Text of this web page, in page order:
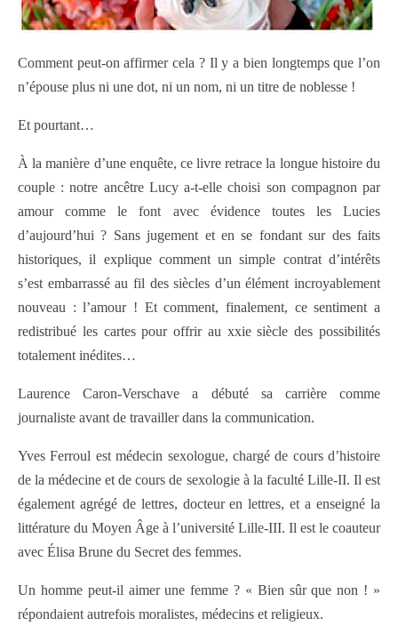
Comment peut-on affirmer cela ? Il y a bien longtemps que l’on
n’épouse plus ni une dot, ni un nom, ni un titre de noblesse !
Et pourtant…
À la manière d’une enquête, ce livre retrace la longue histoire du
couple : notre ancêtre Lucy a-t-elle choisi son compagnon par
amour comme le font avec évidence toutes les Lucies
d’aujourd’hui ? Sans jugement et en se fondant sur des faits
historiques, il explique comment un simple contrat d’intérêts
s’est embarrassé au fil des siècles d’un élément incroyablement
nouveau : l’amour ! Et comment, finalement, ce sentiment a
redistribué les cartes pour offrir au xxie siècle des possibilités
totalement inédites…
Laurence Caron-Verschave a débuté sa carrière comme
journaliste avant de travailler dans la communication.
Yves Ferroul est médecin sexologue, chargé de cours d’histoire
de la médecine et de cours de sexologie à la faculté Lille-II. Il est
également agrégé de lettres, docteur en lettres, et a enseigné la
littérature du Moyen Âge à l’université Lille-III. Il est le coauteur
avec Élisa Brune du Secret des femmes.
Un homme peut-il aimer une femme ? « Bien sûr que non ! »
répondaient autrefois moralistes, médecins et religieux.